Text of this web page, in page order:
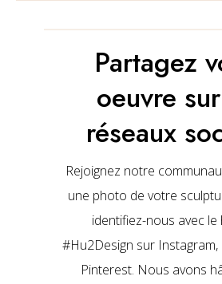
Partagez
oeuvre
réseaux
Rejoignez notre
une photo de votre
identifiez-nous avec le
#Hu2Design sur
Pinterest. Nous avons